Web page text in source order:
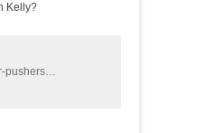
Kelly?
pushers…